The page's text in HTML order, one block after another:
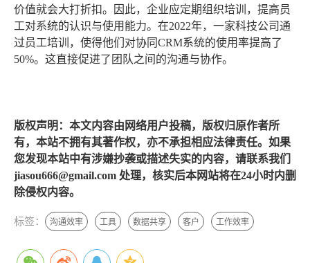
价值就会大打折扣。因此，企业应定期组织培训，提高员
工对系统的认识与使用能力。在2022年，一家科技公司通
过员工培训，使得他们对协同CRM系统的使用率提高了
50%。这直接促进了团队之间的沟通与协作。
版权声明：本文内容由网络用户投稿，版权归原作者所
有，本站不拥有其著作权，亦不承担相应法律责任。如果
您发现本站中有涉嫌抄袭或描述失实的内容，请联系我们
jiasou666@gmail.com 处理，核实后本网站将在24小时内删
除侵权内容。
标签： 沟通效率 工具 数据共享 客户 工作效率